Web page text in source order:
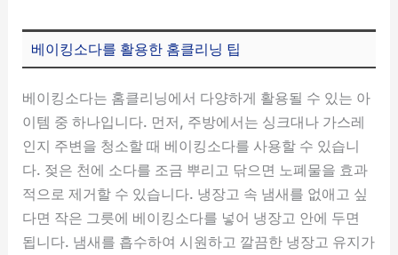
베이킹소다를 활용한 홈클리닝 팁
베이킹소다는 홈클리닝에서 다양하게 활용될 수 있는 아
이템 중 하나입니다. 먼저, 주방에서는 싱크대나 가스레
인지 주변을 청소할 때 베이킹소다를 사용할 수 있습니
다. 젖은 천에 소다를 조금 뿌리고 닦으면 노폐물을 효과
적으로 제거할 수 있습니다. 냉장고 속 냄새를 없애고 싶
다면 작은 그릇에 베이킹소다를 넣어 냉장고 안에 두면
됩니다. 냄새를 흡수하여 시원하고 깔끔한 냉장고 유지가